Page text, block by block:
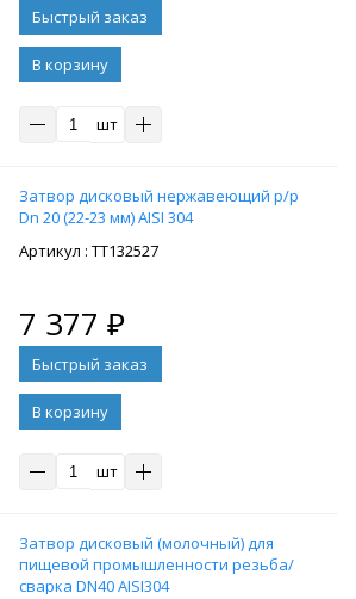
В корзину
шт
Затвор дисковый нержавеющий р/р
Dn 20 (22-23 мм) AISI 304
: ТТ132527
7 377 ₽
В корзину
шт
Затвор дисковый (молочный) для
пищевой промышленности резьба/
сварка DN40 AISI304